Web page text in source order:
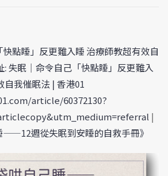
點睡」反更難入睡 治療師教超有效自
: 失眠｜命令自己「快點睡」反更難入
自我催眠法 | 香港01
article/60372130?
|
——12週從失眠到安睡的自救手冊》